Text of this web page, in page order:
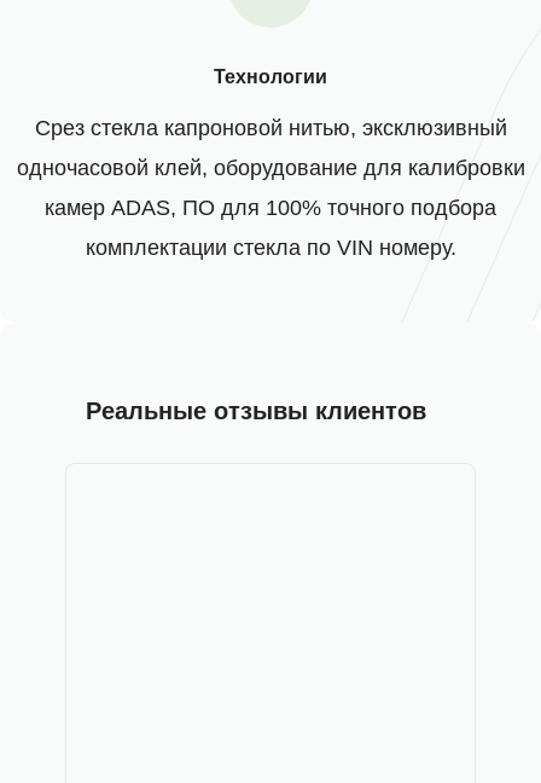
Технологии
Срез стекла капроновой нитью, эксклюзивный
одночасовой клей, оборудование для калибровки
камер ADAS, ПО для 100% точного подбора
комплектации стекла по VIN номеру.
Реальные отзывы клиентов